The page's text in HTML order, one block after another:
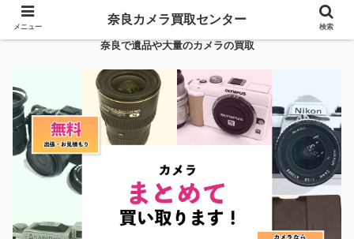
奈良で遺品や大量のカメラの買取
メニュー
奈良カメラ買取センター
検索